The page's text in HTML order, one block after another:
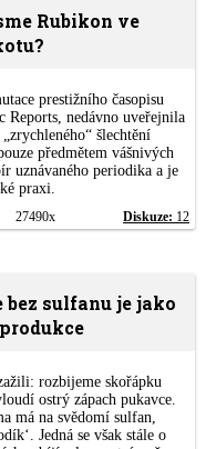
Rubikon ve
prestižního časopisu
Reports, nedávno uveřejnila
šlechtění
předmětem vášnivých
uznávaného periodika a je
praxi.
27490x Diskuze: 12
bez sulfanu je jako
rozbijeme skořápku
ostrý zápach pukavce.
má na svědomí sulfan,
Jedná se však stále o